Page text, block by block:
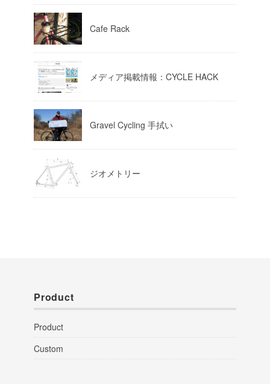
Cafe Rack
メディア掲載情報：CYCLE HACK
Gravel Cycling 手拭い
ジオメトリー
Product
Product
Custom